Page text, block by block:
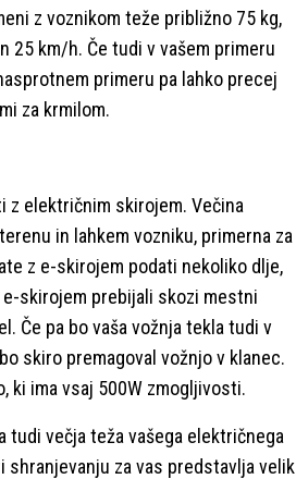
z voznikom teže približno 75 kg,
25 km/h. Če tudi v vašem primeru
primeru pa lahko precej
za krmilom.
z električnim skirojem. Večina
in lahkem vozniku, primerna za
z e-skirojem podati nekoliko dlje,
skirojem prebijali skozi mestni
Če pa bo vaša vožnja tekla tudi v
skiro premagoval vožnjo v klanec.
ki ima vsaj 500W zmogljivosti.
tudi večja teža vašega električnega
shranjevanju za vas predstavlja velik